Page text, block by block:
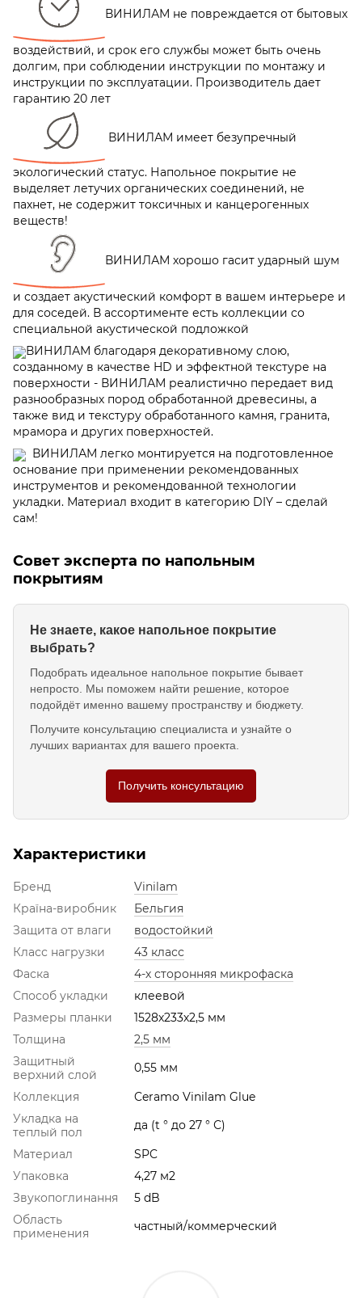
ВИНИЛАМ не повреждается от бытовых
воздействий, и срок его службы может быть очень
долгим, при соблюдении инструкции по монтажу и
инструкции по эксплуатации. Производитель дает
гарантию 20 лет
ВИНИЛАМ имеет безупречный
экологический статус. Напольное покрытие не
выделяет летучих органических соединений, не
пахнет, не содержит токсичных и канцерогенных
веществ!
ВИНИЛАМ хорошо гасит ударный шум
и создает акустический комфорт в вашем интерьере и
для соседей. В ассортименте есть коллекции со
специальной акустической подложкой
ВИНИЛАМ благодаря декоративному слою,
созданному в качестве HD и эффектной текстуре на
поверхности - ВИНИЛАМ реалистично передает вид
разнообразных пород обработанной древесины, а
также вид и текстуру обработанного камня, гранита,
мрамора и других поверхностей.
ВИНИЛАМ легко монтируется на подготовленное
основание при применении рекомендованных
инструментов и рекомендованной технологии
укладки. Материал входит в категорию DIY – сделай
сам!
Совет эксперта по напольным
покрытиям
Не знаете, какое напольное покрытие
выбрать?
Подобрать идеальное напольное покрытие бывает
непросто. Мы поможем найти решение, которое
подойдёт именно вашему пространству и бюджету.
Получите консультацию специалиста и узнайте о
лучших вариантах для вашего проекта.
Получить консультацию
Характеристики
Бренд
Vinilam
Країна-виробник
Бельгия
Защита от влаги
водостойкий
Класс нагрузки
43 класс
Фаска
4-х сторонняя микрофаска
Способ укладки
клеевой
Размеры планки
1528х233х2,5 мм
Толщина
2,5 мм
Защитный
верхний слой
0,55 мм
Коллекция
Ceramo Vinilam Glue
Укладка на
теплый пол
да (t ° до 27 ° С)
Материал
SPC
Упаковка
4,27 м2
Звукопоглинання
5 dB
Область
применения
частный/коммерческий